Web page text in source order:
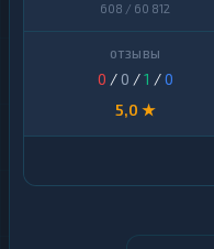
608 / 60 812
0 / 0 /1 /0
5,0 ★